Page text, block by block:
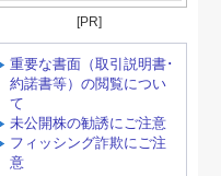
[PR]
重要な書面（取引説明書･
約諾書等）の閲覧につい
て
未公開株の勧誘にご注意
フィッシング詐欺にご注
意